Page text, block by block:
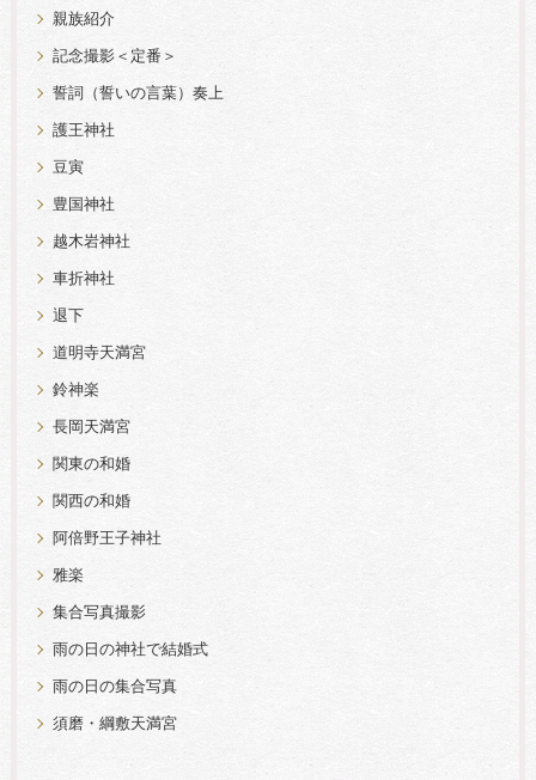
親族紹介
記念撮影＜定番＞
誓詞（誓いの言葉）奏上
護王神社
豆寅
豊国神社
越木岩神社
車折神社
退下
道明寺天満宮
鈴神楽
長岡天満宮
関東の和婚
関西の和婚
阿倍野王子神社
雅楽
集合写真撮影
雨の日の神社で結婚式
雨の日の集合写真
須磨・綱敷天満宮